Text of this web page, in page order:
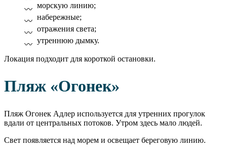
морскую линию;
набережные;
отражения света;
утреннюю дымку.
Локация подходит для короткой остановки.
Пляж «Огонек»
Пляж Огонек Адлер используется для утренних прогулок
вдали от центральных потоков. Утром здесь мало людей.
Свет появляется над морем и освещает береговую линию.